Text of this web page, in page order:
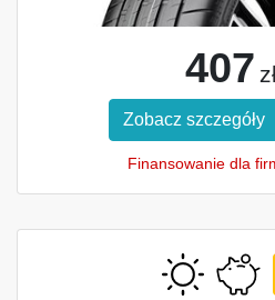
407
Zobacz szczegóły
Finansowanie dla